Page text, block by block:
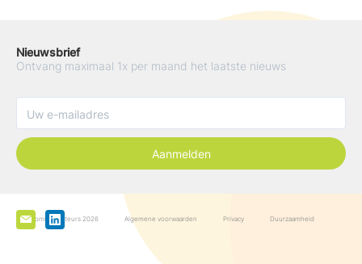
Nieuwsbrief
Ontvang maximaal 1x per maand het laatste nieuws
Aanmelden
De Boominspecteurs 2026 Algemene voorwaarden Privacy Duurzaamheid